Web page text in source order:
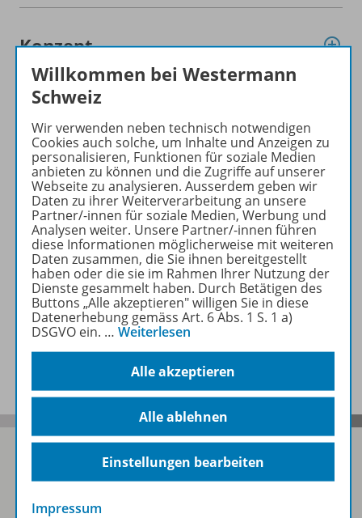
Konzept
Gratis für Sie!
Planungshilfen
Werbematerial
Empfehlungen der Redaktion
Benachrichtigungs-Service
Willkommen bei Westermann
Schweiz
Wir verwenden neben technisch notwendigen
Cookies auch solche, um Inhalte und Anzeigen zu
personalisieren, Funktionen für soziale Medien
anbieten zu können und die Zugriffe auf unserer
Webseite zu analysieren. Ausserdem geben wir
Daten zu ihrer Weiterverarbeitung an unsere
Partner/-innen für soziale Medien, Werbung und
Analysen weiter. Unsere Partner/-innen führen
diese Informationen möglicherweise mit weiteren
Daten zusammen, die Sie ihnen bereitgestellt
haben oder die sie im Rahmen Ihrer Nutzung der
Dienste gesammelt haben. Durch Betätigen des
Buttons „Alle akzeptieren" willigen Sie in diese
Datenerhebung gemäss Art. 6 Abs. 1 S. 1 a)
DSGVO ein. … Weiterlesen
Alle akzeptieren
Alle ablehnen
Einstellungen bearbeiten
Impressum